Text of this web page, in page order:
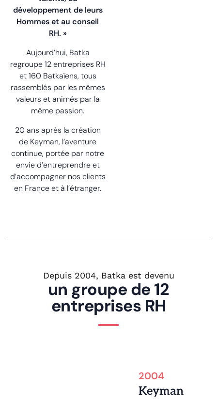
développement de leurs
Hommes et au conseil
RH. »
Aujourd’hui, Batka
regroupe 12 entreprises RH
et 160 Batkaïens, tous
rassemblés par les mêmes
valeurs et animés par la
même passion.
20 ans après la création
de Keyman, l’aventure
continue, portée par notre
envie d’entreprendre et
d’accompagner nos clients
en France et à l’étranger.
Depuis 2004, Batka est devenu
un groupe de 12
entreprises RH
2004
Keyman